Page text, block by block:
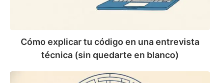
técnica
quedarte
en
blanco)
Cómo explicar tu código en una entrevista
técnica (sin quedarte en blanco)
Coding